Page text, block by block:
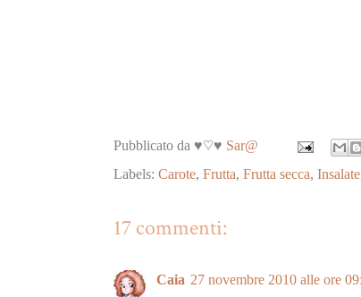
Pubblicato da ♥♡♥ Sar@
Labels: Carote, Frutta, Frutta secca, Insalate
17 commenti:
Caia 27 novembre 2010 alle ore